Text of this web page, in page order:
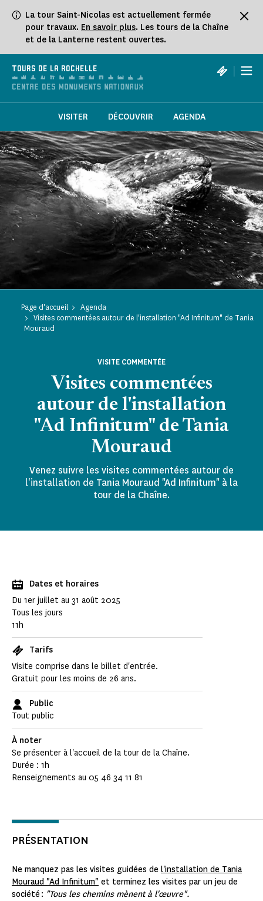
La tour Saint-Nicolas est actuellement fermée
pour travaux. En savoir plus. Les tours de la Chaîne
et de la Lanterne restent ouvertes.
TOURS DE LA ROCHELLE |
VISITER DÉCOUVRIR AGENDA
Page d'accueil
Agenda
Visites commentées autour de l'installation "Ad Infinitum" de Tania
Mouraud
Visites commentées
autour de l'installation
"Ad Infinitum" de Tania
Mouraud
VISITE COMMENTÉE
Venez suivre les visites commentées autour de
l'installation de Tania Mouraud "Ad Infinitum" à la
tour de la Chaîne.
Dates et horaires
Du 1er juillet au 31 août 2025
Tous les jours
11h
Tarifs
Visite comprise dans le billet d'entrée.
Gratuit pour les moins de 26 ans.
Public
Tout public
À noter
Se présenter à l'accueil de la tour de la Chaîne.
Durée : 1h
Renseignements au 05 46 34 11 81
PRÉSENTATION
Ne manquez pas les visites guidées de l'installation de Tania
Mouraud "Ad Infinitum" et terminez les visites par un jeu de
société : "Tous les chemins mènent à l'œuvre".